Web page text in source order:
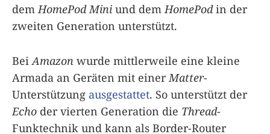
dem HomePod Mini und dem HomePodin der
zweiten Generation unterstützt.
Bei Amazon wurde mittlerweile eine kleine
Armada an Geräten mit einer Matter-
Unterstützung ausgestattet. So unterstützt der
Echo der vierten Generation die Thread-
Funktechnik und kann als Border-Router